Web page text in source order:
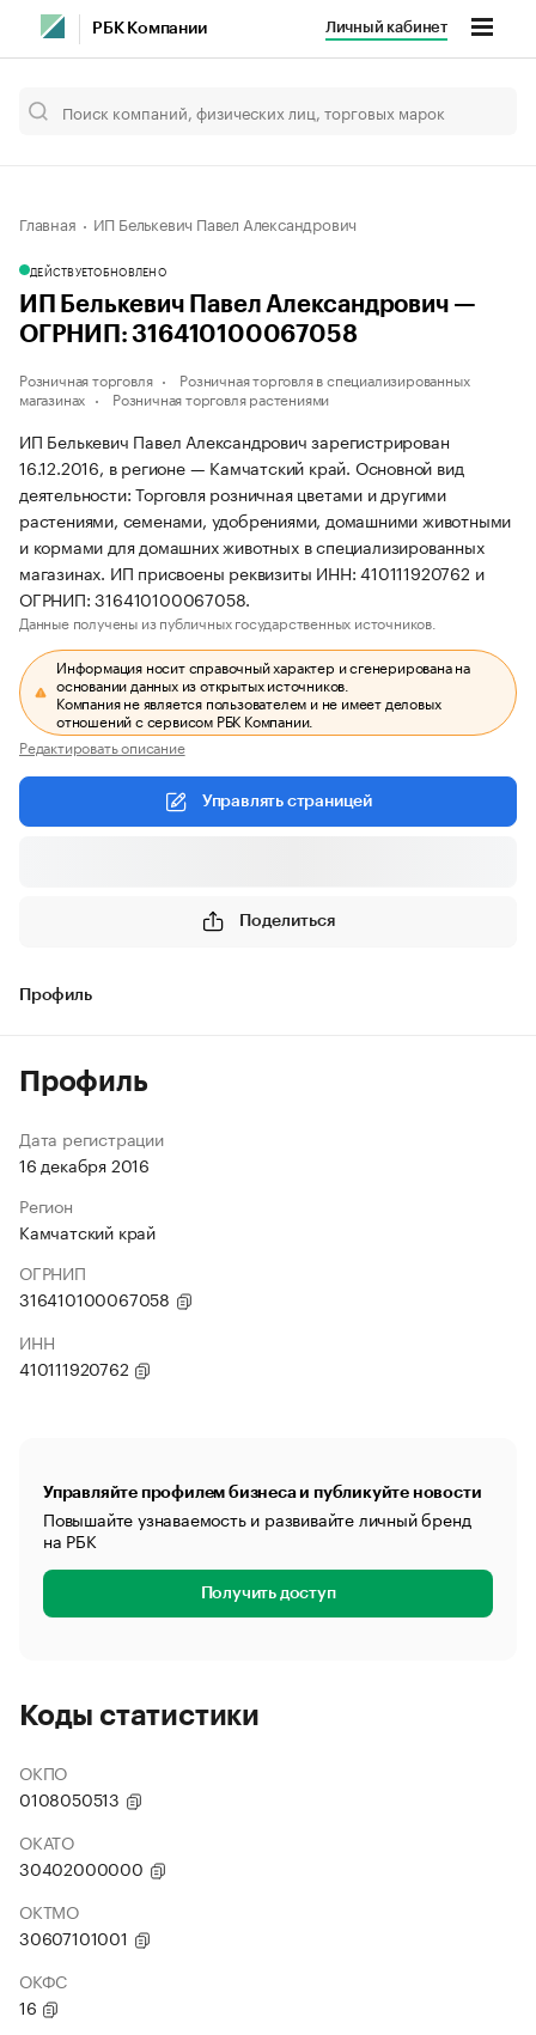
РБК Компании Личный кабинет
Главная ИП Белькевич Павел Александрович
ДЕЙСТВУЕТОБНОВЛЕНО
ИП Белькевич Павел Александрович —
ОГРНИП: 316410100067058
Розничная торговля
Розничная торговля в специализированных
магазинах
Розничная торговля растениями
ИП Белькевич Павел Александрович зарегистрирован
16.12.2016, в регионе — Камчатский край. Основной вид
деятельности: Торговля розничная цветами и другими
растениями, семенами, удобрениями, домашними животными
и кормами для домашних животных в специализированных
магазинах. ИП присвоены реквизиты ИНН: 410111920762 и
ОГРНИП: 316410100067058.
Данные получены из публичных государственных источников.
Информация носит справочный характер и сгенерирована на
основании данных из открытых источников.
Компания не является пользователем и не имеет деловых
отношений с сервисом РБК Компании.
Редактировать описание
Управлять страницей
Поделиться
Профиль
Профиль
Дата регистрации
16 декабря 2016
Регион
Камчатский край
ОГРНИП
316410100067058
ИНН
410111920762
Управляйте профилем бизнеса и публикуйте новости
Повышайте узнаваемость и развивайте личный бренд
на РБК
Получить доступ
Коды статистики
ОКПО
0108050513
ОКАТО
30402000000
ОКТМО
30607101001
ОКФС
16